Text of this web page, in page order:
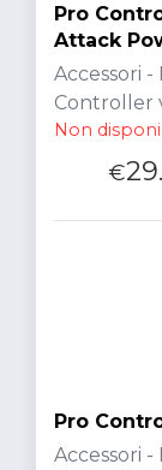
Pro
Attack
Accessori
Controller
Non
€
Pro
Accessori